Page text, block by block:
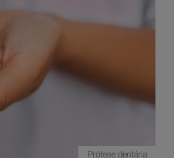
Prótese dentária